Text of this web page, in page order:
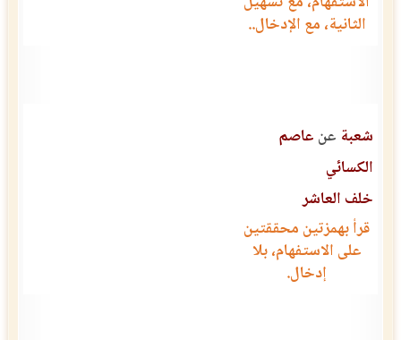
الثانية، مع الإدخال..
شعبة عن عاصم
الكسائي
خلف العاشر
قرأ بهمزتين محققتين
على الاستفهام، بلا
إدخال.